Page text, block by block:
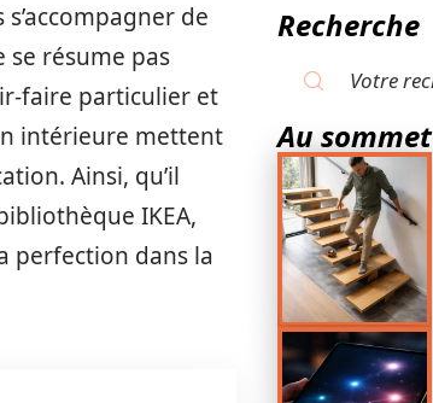
de
résume pas
faire particulier et
intérieure mettent
Ainsi, qu’il
IKEA,
perfection dans la
Recherche
Au sommet